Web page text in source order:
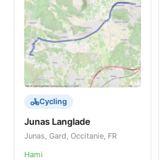
Cycling
Junas Langlade
Junas, Gard, Occitanie, FR
Hami